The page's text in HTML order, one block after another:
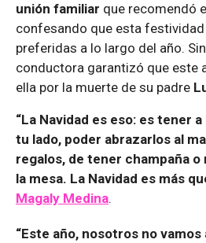
unión familiar que recomendó
confesando que esta festividad
preferidas a lo largo del año.
conductora garantizó que este
ella por la muerte de su padre
“La Navidad es eso: es tener
tu lado, poder abrazarlos al
regalos, de tener champaña o
la mesa. La Navidad es más
Magaly Medina.
“Este año, nosotros no